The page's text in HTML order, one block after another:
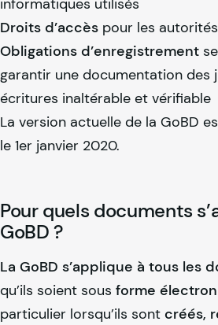
Droits d’accès pour les
Obligations d’enregistrement
garantir une documentation des
écritures inaltérable et vérifiable
La version actuelle de la GoBD
le 1er janvier 2020.
Pour quels documents
GoBD ?
La GoBD s’applique à tous les
qu’ils soient sous forme
particulier lorsqu’ils sont créés,